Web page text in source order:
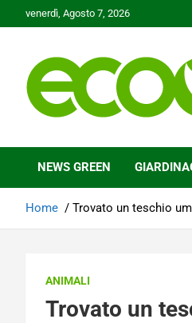
to
venerdì, Agosto 7, 2026
Ecoo.it
NEWS GREEN
Home Trovato un teschio
ANIMALI
Trovato un